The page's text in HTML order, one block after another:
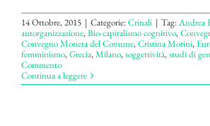
14 Ottobre, 2015 | Categorie:Crinali | Tag:Andrea
autorganizzazione,Bio-capitalismo cognitivo,
Convegno Moneta del Comune,Cristina Morini,
femminismo,Grecia,Milano,soggettività,studi di
Commento
Continua a leggere